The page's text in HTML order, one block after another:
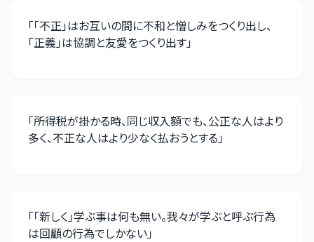
「「不正」はお互いの間に不和と憎しみをつくり出し、
「正義」は協調と友愛をつくり出す」
「所得税が掛かる時、同じ収入額でも、公正な人はより
多く、不正な人はより少なく払おうとする」
「「新しく」学ぶ事は何も無い。我々が学ぶと呼ぶ行為
は回顧の行為でしかない」